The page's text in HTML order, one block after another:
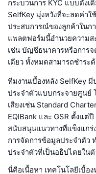
กระบวนการ KYC แบบดั้งเ
SelfKey มุ่งหวังที่จะลดค่า
ประสบการณ์ของลูกค้าในก
แพลตฟอร์มนี้อำนวยความส
เช่น บัญชีธนาคารหรือการ
เดียว ทั้งหมดสามารถชำระ
ทีมงานเบื้องหลัง SelfKey
ประจำตัวแบบกระจายศูนย์
เสียงเช่น Standard
EQIBank และ GSR ตั้งแต่
สนับสนุนแนวทางที่แข็งแก
การจัดการข้อมูลประจำตัว
ประจำตัวที่เป็นอธิปไตยในตั
นี่คือเนื้อหา เทคโนโลยีเบื้อ